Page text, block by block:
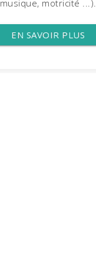
musique, motricité ...).
EN SAVOIR PLUS